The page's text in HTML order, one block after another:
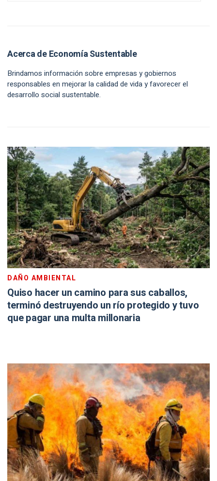
Acerca de Economía Sustentable
Brindamos información sobre empresas y gobiernos
responsables en mejorar la calidad de vida y favorecer el
desarrollo social sustentable.
DAÑO AMBIENTAL
Quiso hacer un camino para sus caballos,
terminó destruyendo un río protegido y tuvo
que pagar una multa millonaria